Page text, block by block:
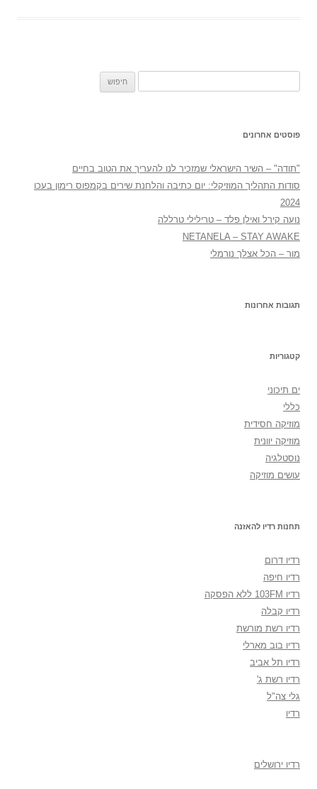
פוסטים אחרונים
"תודה" – השיר הישראלי שמזכיר לנו להעריך את הטוב בחיים
סודות התהליך המוזיקלי: יום כתיבה והלחנת שירים בקמפוס רימון בעכו
2024
נועה קירל ואילן פלד – טרילילי טרללה
NETANELA – STAY AWAKE
מור – הכל אצלך נורמלי
תגובות אחרונות
קטגוריות
ים תיכוני
כללי
מוזיקה חסידית
מוזיקה יוונית
נוסטלגיה
עושים מוזיקה
תחנות רדיו להאזנה
רדיו דרום
רדיו חיפה
רדיו 103FM ללא הפסקה
רדיו קבלה
רדיו רשת מורשת
רדיו בוב מארלי
רדיו תל אביב
רדיו רשת ג'
גלי צה"ל
רדיו
רדיו ירושלים